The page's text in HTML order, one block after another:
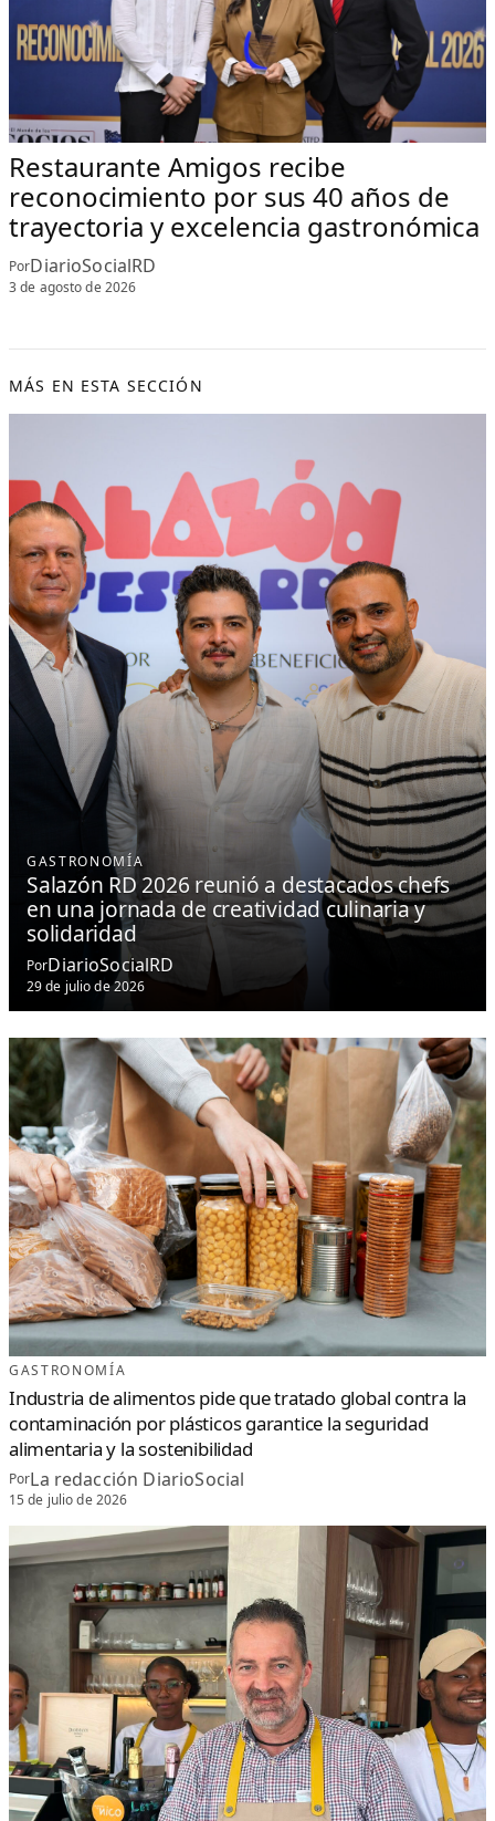
Restaurante Amigos recibe
reconocimiento por sus 40 años de
trayectoria y excelencia gastronómica
PorDiarioSocialRD
3 de agosto de 2026
MÁS EN ESTA SECCIÓN
GASTRONOMÍA
Salazón RD 2026 reunió a destacados chefs
en una jornada de creatividad culinaria y
solidaridad
PorDiarioSocialRD
29 de julio de 2026
GASTRONOMÍA
Industria de alimentos pide que tratado global contra la
contaminación por plásticos garantice la seguridad
alimentaria y la sostenibilidad
PorLa redacción DiarioSocial
15 de julio de 2026